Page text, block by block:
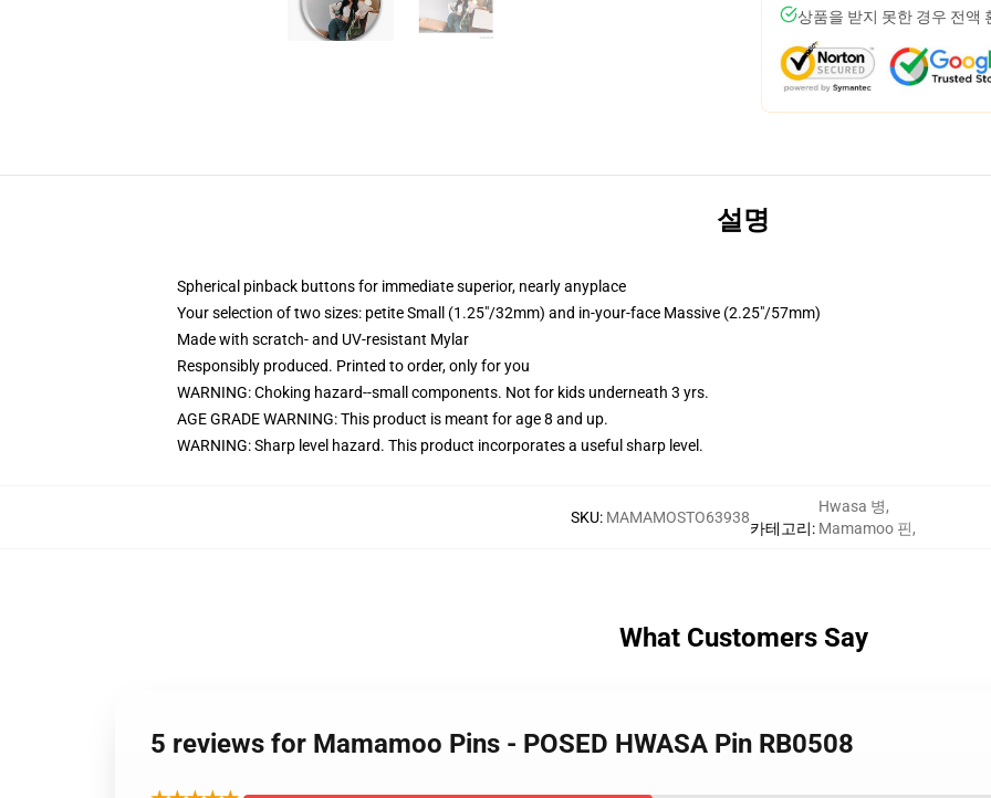
상품을 받지 못한 경우 전액
설명
Spherical pinback buttons for immediate superior, nearly anyplace
Your selection of two sizes: petite Small (1.25"/32mm) and in-your-face Massive (2.25"/57mm)
Made with scratch- and UV-resistant Mylar
Responsibly produced. Printed to order, only for you
WARNING: Choking hazard--small components. Not for kids underneath 3 yrs.
AGE GRADE WARNING: This product is meant for age 8 and up.
WARNING: Sharp level hazard. This product incorporates a useful sharp level.
SKU: MAMAMOSTO63938
카테고리:
Hwasa 병,
Mamamoo 핀,
What Customers Say
5 reviews for Mamamoo Pins - POSED HWASA Pin RB0508